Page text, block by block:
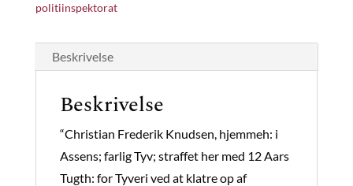
politiinspektorat
Beskrivelse
Beskrivelse
“Christian Frederik Knudsen, hjemmeh: i
Assens; farlig Tyv; straffet her med 12 Aars
Tugth: for Tyveri ved at klatre op af